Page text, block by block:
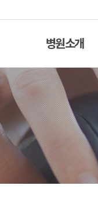
병원소개